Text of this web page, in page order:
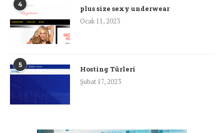
4
plus size sexy underwear
Ocak 11, 2023
5
Hosting Türleri
Şubat 17, 2023